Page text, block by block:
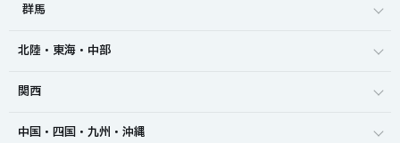
群馬
北陸・東海・中部
関西
中国・四国・九州・沖縄